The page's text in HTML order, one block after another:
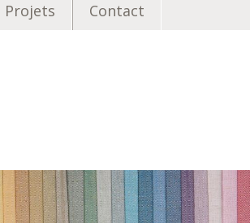
Projets Contact